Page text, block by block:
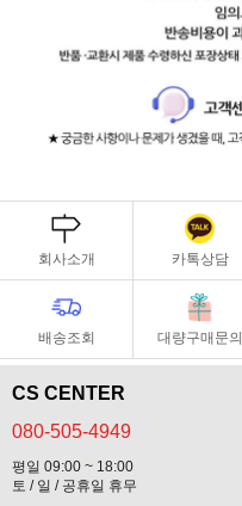
회사소개 카톡상담
배송조회 대량구매문의
CS CENTER
080-505-4949
평일 09:00 ~ 18:00
토 / 일 / 공휴일 휴무